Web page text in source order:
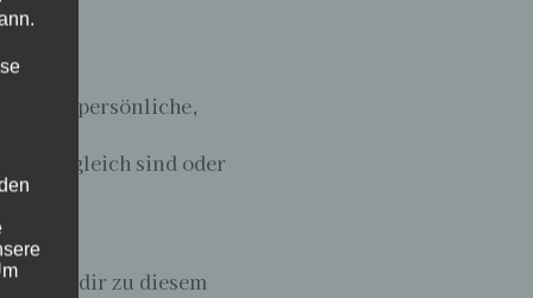
Deine persönliche,
zugleich sind oder
von dir zu diesem